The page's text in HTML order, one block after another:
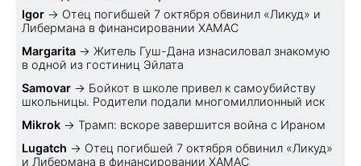
Igor → Отец погибшей 7 октября обвинил «Ликуд» и
Либермана в финансировании ХАМАС
Margarita → Житель Гуш-Дана изнасиловал знакомую
в одной из гостиниц Эйлата
Samovar → Бойкот в школе привел к самоубийству
школьницы. Родители подали многомиллионный иск
Mikrok → Трамп: вскоре завершится война с Ираном
Lugatch → Отец погибшей 7 октября обвинил «Ликуд»
и Либермана в финансировании ХАМАС